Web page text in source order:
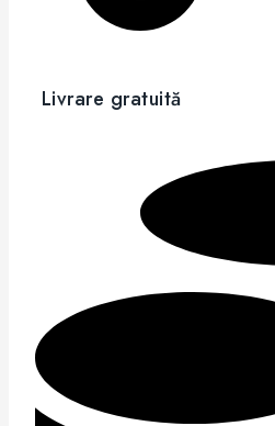
Livrare gratuită